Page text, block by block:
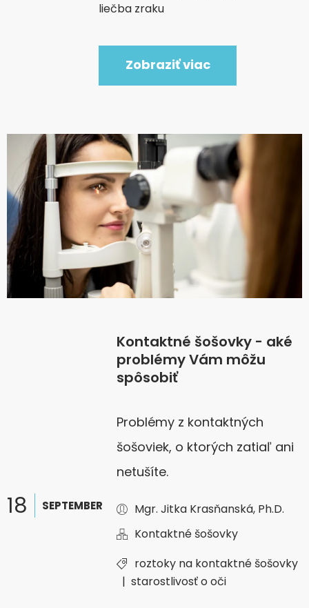
liečba zraku
Zobraziť viac
18 SEPTEMBER
Kontaktné šošovky - aké
problémy Vám môžu
spôsobiť
Problémy z kontaktných
šošoviek, o ktorých zatiaľ ani
netušíte.
Mgr. Jitka Krasňanská, Ph.D.
Kontaktné šošovky
roztoky na kontaktné šošovky
| starostlivosť o oči